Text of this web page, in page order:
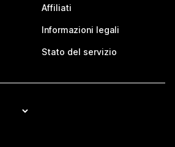
Affiliati
Informazioni legali
Stato del servizio